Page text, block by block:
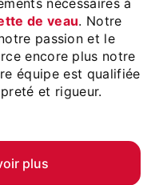
nécessaires à
de veau. Notre
passion et le
encore plus notre
équipe est qualifiée
et rigueur.
plus